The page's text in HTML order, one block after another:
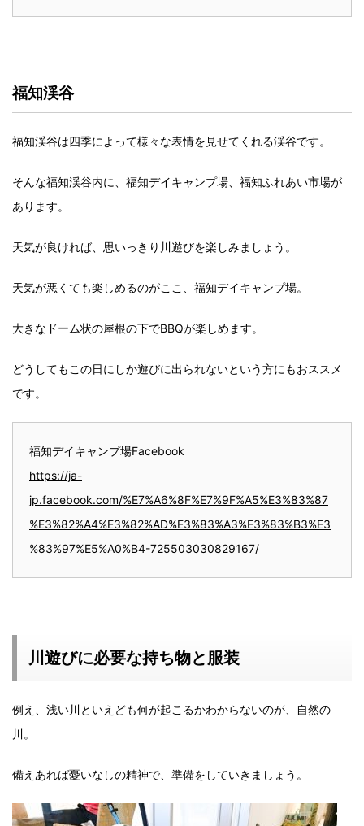
福知渓谷
福知渓谷は四季によって様々な表情を見せてくれる渓谷です。
そんな福知渓谷内に、福知デイキャンプ場、福知ふれあい市場が
あります。
天気が良ければ、思いっきり川遊びを楽しみましょう。
天気が悪くても楽しめるのがここ、福知デイキャンプ場。
大きなドーム状の屋根の下でBBQが楽しめます。
どうしてもこの日にしか遊びに出られないという方にもおススメ
です。
福知デイキャンプ場Facebook
https://ja-
jp.facebook.com/%E7%A6%8F%E7%9F%A5%E3%83%87
%E3%82%A4%E3%82%AD%E3%83%A3%E3%83%B3%E3
%83%97%E5%A0%B4-725503030829167/
川遊びに必要な持ち物と服装
例え、浅い川といえども何が起こるかわからないのが、自然の
川。
備えあれば憂いなしの精神で、準備をしていきましょう。